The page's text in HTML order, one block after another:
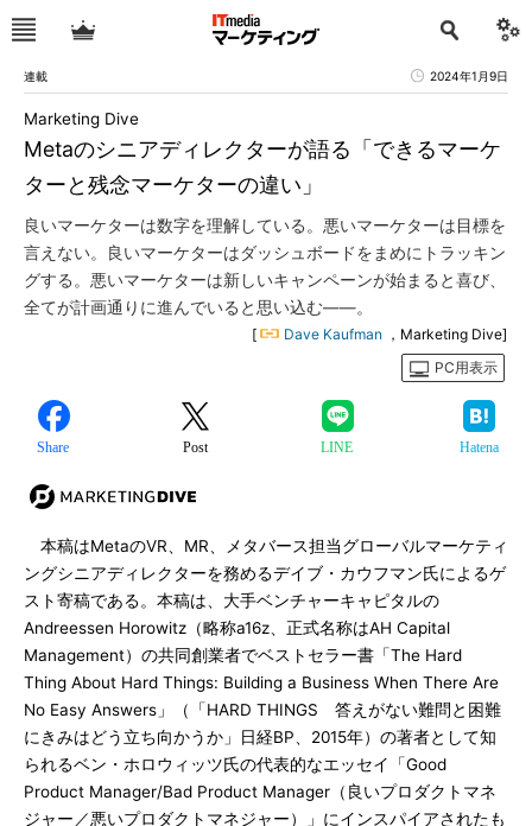
連載 2024年1月9日
Metaのシニアディレクターが語る「できるマーケ
ターと残念マーケターの違い」
Marketing Dive
良いマーケターは数字を理解している。悪いマーケターは目標を
言えない。良いマーケターはダッシュボードをまめにトラッキン
グする。悪いマーケターは新しいキャンペーンが始まると喜び、
全てが計画通りに進んでいると思い込む――。
[ Dave Kaufman ，Marketing Dive]
PC用表示
Share Post LINE Hatena
本稿はMetaのVR、MR、メタバース担当グローバルマーケティ
ングシニアディレクターを務めるデイブ・カウフマン氏によるゲ
スト寄稿である。本稿は、大手ベンチャーキャピタルの
Andreessen Horowitz（略称a16z、正式名称はAH Capital
Management）の共同創業者でベストセラー書「The Hard
Thing About Hard Things: Building a Business When There Are
No Easy Answers」（「HARD THINGS 答えがない難問と困難
にきみはどう立ち向かうか」日経BP、2015年）の著者として知
られるベン・ホロウィッツ氏の代表的なエッセイ「Good
Product Manager/Bad Product Manager（良いプロダクトマネ
ジャー／悪いプロダクトマネジャー）」にインスパイアされたも